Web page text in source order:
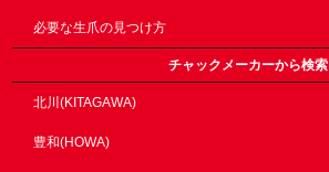
必要な生爪の見つけ方
チャックメーカーから検索
北川(KITAGAWA)
豊和(HOWA)